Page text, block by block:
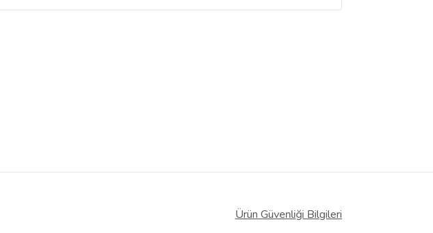
Bu SatıcınınTüm Ürünlerini Görüntüle
Ürün Güvenliği Bilgileri